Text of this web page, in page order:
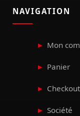
NAVIGATION
Mon
Panier
Checkout
Société